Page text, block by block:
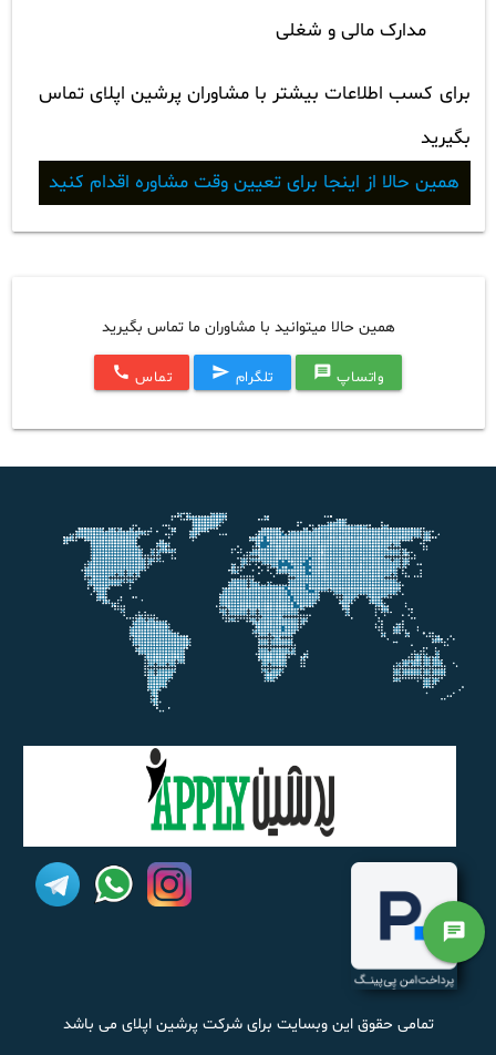
مدارک مالی و شغلی
برای کسب اطلاعات بیشتر با مشاوران پرشین اپلای تماس
بگیرید
همین حالا از اینجا برای تعیین وقت مشاوره اقدام کنید
همین حالا میتوانید با مشاوران ما تماس بگیرید
واتساپ message تلگرام send تماس call
تمامی حقوق این وبسایت برای شرکت پرشین اپلای می باشد
chat